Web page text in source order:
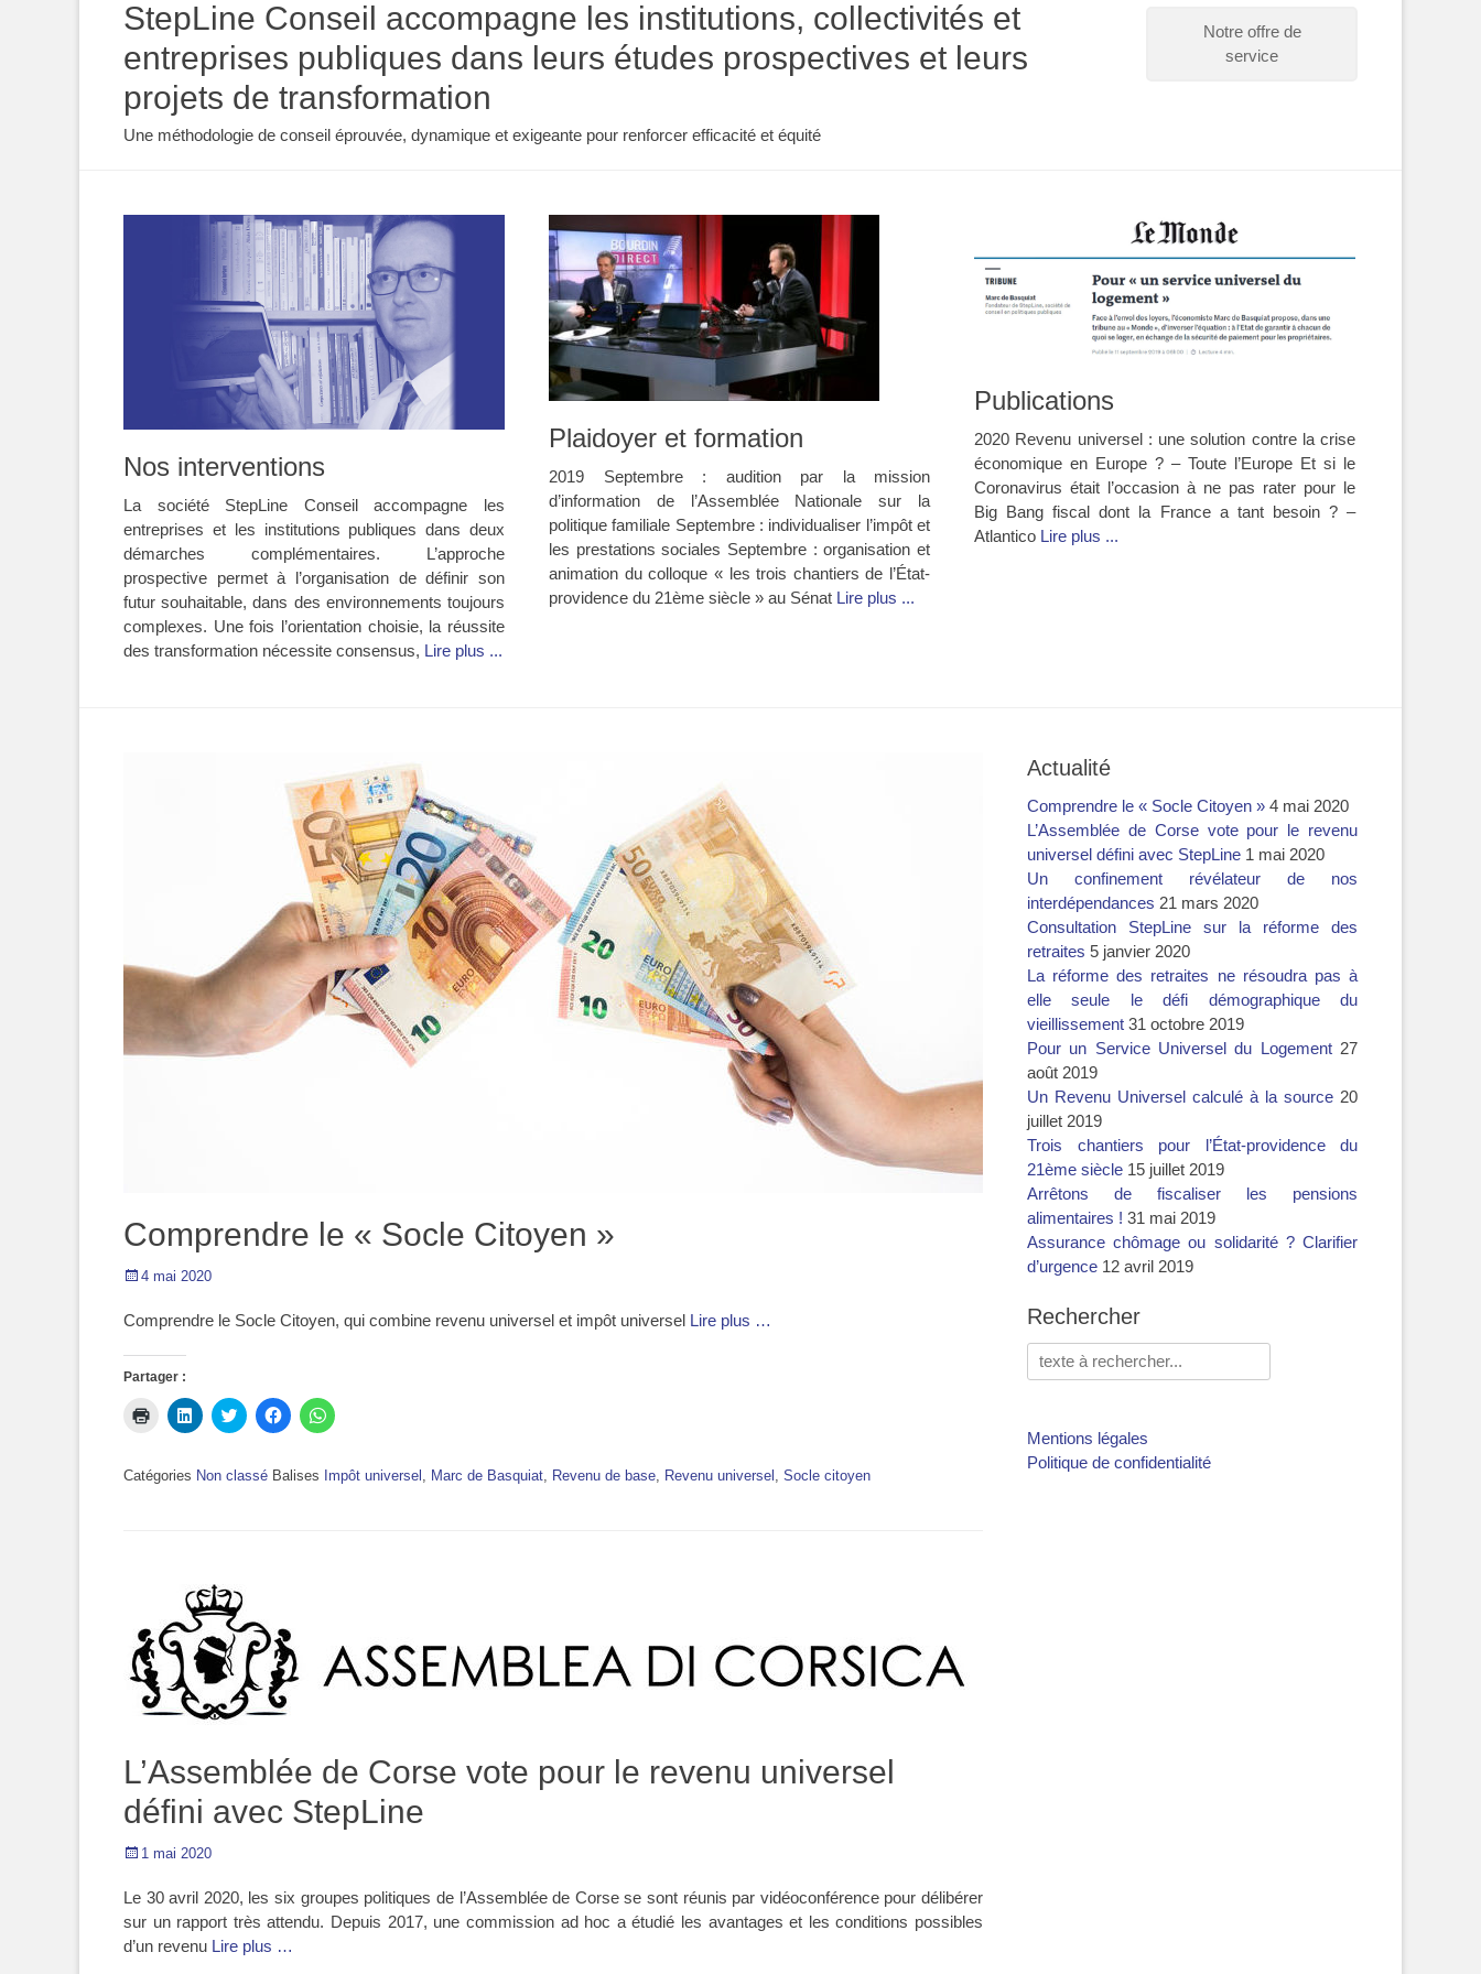
StepLine Conseil accompagne les institutions, collectivités et
entreprises publiques dans leurs études prospectives et leurs
projets de transformation
Une méthodologie de conseil éprouvée, dynamique et exigeante pour renforcer efficacité et équité
Notre offre de
service
Nos interventions
La société StepLine Conseil accompagne les
entreprises et les institutions publiques dans deux
démarches complémentaires. L’approche
prospective permet à l’organisation de définir son
futur souhaitable, dans des environnements toujours
complexes. Une fois l’orientation choisie, la réussite
des transformation nécessite consensus, Lire plus ...
Plaidoyer et formation
2019 Septembre : audition par la mission
d’information de l’Assemblée Nationale sur la
politique familiale Septembre : individualiser l’impôt et
les prestations sociales Septembre : organisation et
animation du colloque « les trois chantiers de l’État-
providence du 21ème siècle » au Sénat Lire plus ...
Publications
2020 Revenu universel : une solution contre la crise
économique en Europe ? – Toute l’Europe Et si le
Coronavirus était l’occasion à ne pas rater pour le
Big Bang fiscal dont la France a tant besoin ? –
Atlantico Lire plus ...
Comprendre le « Socle Citoyen »
Posted
4 mai 2020
Comprendre le Socle Citoyen, qui combine revenu universel et impôt universel Lire plus …
Partager :
Cliquer
pour
une
nouvelle
Cliquez
pour
LinkedIn(ouvre
dans
Cliquez
pour
Twitter(ouvre
dans
Cliquez
pour
Facebook(ouvre
dans
Cliquez
pour
WhatsApp(ouvre
dans
Catégories Non classé Balises Impôt universel Marc de Basquiat Revenu de base Revenu universel Socle citoyen
L’Assemblée de Corse vote pour le revenu universel
défini avec StepLine
Posted
1 mai 2020
Le 30 avril 2020, les six groupes politiques de l’Assemblée de Corse se sont réunis par vidéoconférence pour délibérer
sur un rapport très attendu. Depuis 2017, une commission ad hoc a étudié les avantages et les conditions possibles
d’un revenu Lire plus …
Actualité
Comprendre le « Socle Citoyen » 4 mai 2020
L’Assemblée de Corse vote pour le revenu
universel défini avec StepLine 1 mai 2020
Un confinement révélateur de nos
interdépendances 21 mars 2020
Consultation StepLine sur la réforme des
retraites 5 janvier 2020
La réforme des retraites ne résoudra pas à
elle seule le défi démographique du
vieillissement 31 octobre 2019
Pour un Service Universel du Logement 27
août 2019
Un Revenu Universel calculé à la source 20
juillet 2019
Trois chantiers pour l’État-providence du
21ème siècle 15 juillet 2019
Arrêtons de fiscaliser les pensions
alimentaires ! 31 mai 2019
Assurance chômage ou solidarité ? Clarifier
d’urgence 12 avril 2019
Rechercher
Rechercher :
Mentions légales
Politique de confidentialité